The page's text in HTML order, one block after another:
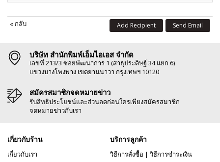
« กลับ Send Email
Add Recipient
บริษัท สำนักพิมพ์เอ็มไอเอส จำกัด
เลขที่ 213/3 ซอยพัฒนาการ 1 (สาธุประดิษฐ์ 34 แยก 6)
แขวงบางโพงพาง เขตยานนาวา กรุงเทพฯ 10120
สมัครสมาชิกจดหมายข่าว
รับสิทธิประโยชน์และส่วนลดก่อนใครเพียงสมัครสมาชิก
จดหมายข่าวกับเรา
เกี่ยวกับร้าน
เกี่ยวกับเรา
บริการลูกค้า
วิธีการสั่งซื้อ | วิธีการชำระเงิน